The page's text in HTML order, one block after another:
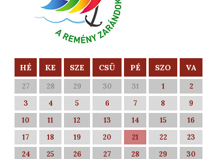
HÉ KE SZE CSÜ PÉ SZO VA
27 28 29 30 31 1
2
3
4 5 6 7 8
9
10
11 12 13 14 15
16
17
18 19 20 21 22
23
24
25 26 27 28 29
30